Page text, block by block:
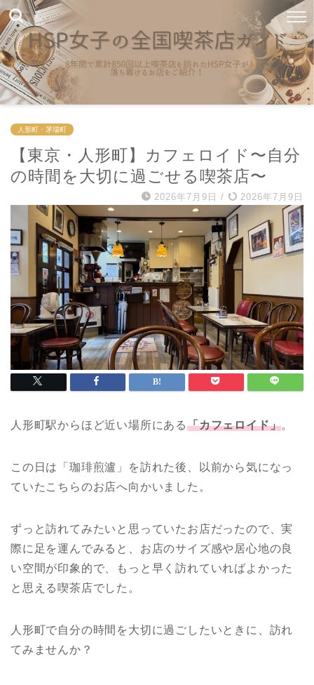
人形町・茅場町
【東京・人形町】カフェロイド〜自分
の時間を大切に過ごせる喫茶店〜
2026年7月9日 / 2026年7月9日
人形町駅からほど近い場所にある「カフェロイド」。
この日は「珈琲煎瀘」を訪れた後、以前から気になっ
ていたこちらのお店へ向かいました。
ずっと訪れてみたいと思っていたお店だったので、実
際に足を運んでみると、お店のサイズ感や居心地の良
い空間が印象的で、もっと早く訪れていればよかった
と思える喫茶店でした。
人形町で自分の時間を大切に過ごしたいときに、訪れ
てみませんか？